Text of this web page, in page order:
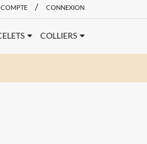
COMPTE / CONNEXION
COLLIERS